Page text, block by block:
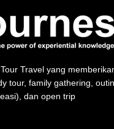
Travel yang
tour, family gathering,
dan open trip